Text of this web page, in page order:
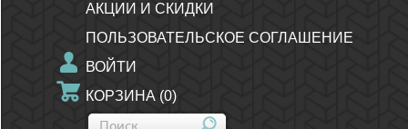
АКЦИИ И СКИДКИ
ПОЛЬЗОВАТЕЛЬСКОЕ СОГЛАШЕНИЕ
ВОЙТИ
КОРЗИНА (0)